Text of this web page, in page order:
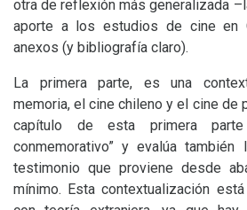
otra de reflexión más generalizada
aporte a los estudios de cine en
anexos (y bibliografía claro).
La primera parte, es una
memoria, el cine chileno y el cine de
capítulo de esta primera
conmemorativo” y evalúa
testimonio que proviene desde
mínimo. Esta contextualización